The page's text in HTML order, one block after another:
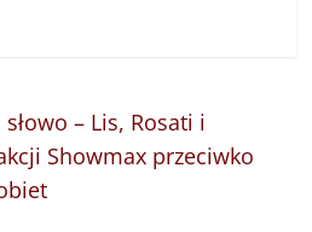
– Lis, Rosati i
Showmax przeciwko